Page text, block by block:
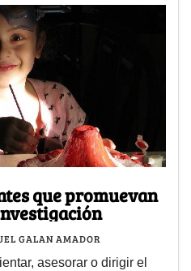
que promuevan
GALAN AMADOR
asesorar o dirigir el